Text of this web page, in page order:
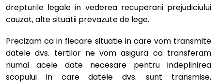
drepturile legale in vederea recuperarii prejudiciului
cauzat, alte situatii prevazute de lege.
Precizam ca in fiecare situatie in care vom transmite
datele dvs. tertilor ne vom asigura ca transferam
numai acele date necesare pentru indeplinirea
scopului in care datele dvs. sunt transmise,